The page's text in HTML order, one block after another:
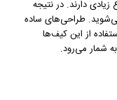
دارند. در نتیجه
طراحی‌های ساده
از این کیف‌ها
شمار می‌رود.